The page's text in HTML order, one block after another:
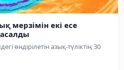
мерзімін екі есе
өндірілетін азық-түліктің 30